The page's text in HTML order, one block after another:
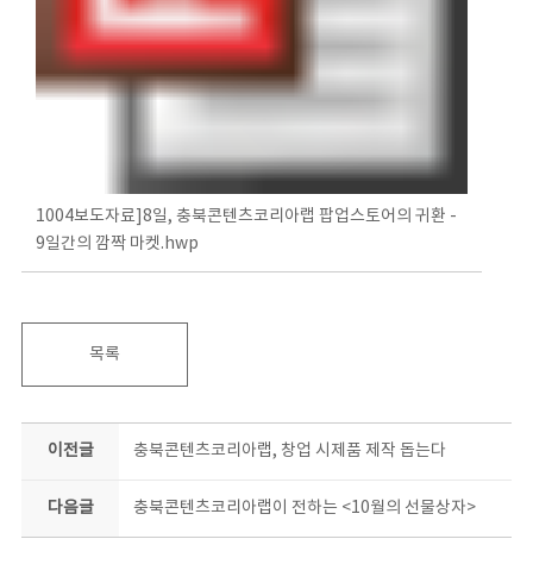
1004보도자료]8일, 충북콘텐츠코리아랩 팝업스토어의 귀환 -
9일간의 깜짝 마켓.hwp
목록
이전글 충북콘텐츠코리아랩, 창업 시제품 제작 돕는다
다음글 충북콘텐츠코리아랩이 전하는 <10월의 선물상자>